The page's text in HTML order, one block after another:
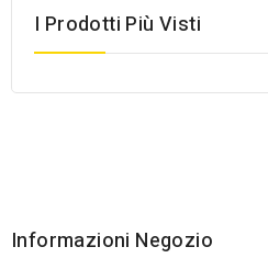
I Prodotti Più Visti
Informazioni Negozio